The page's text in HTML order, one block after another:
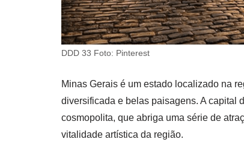
DDD 33 Foto: Pinterest
Minas Gerais é um estado localizado na
diversificada e belas paisagens. A capital
cosmopolita, que abriga uma série de
vitalidade artística da região.